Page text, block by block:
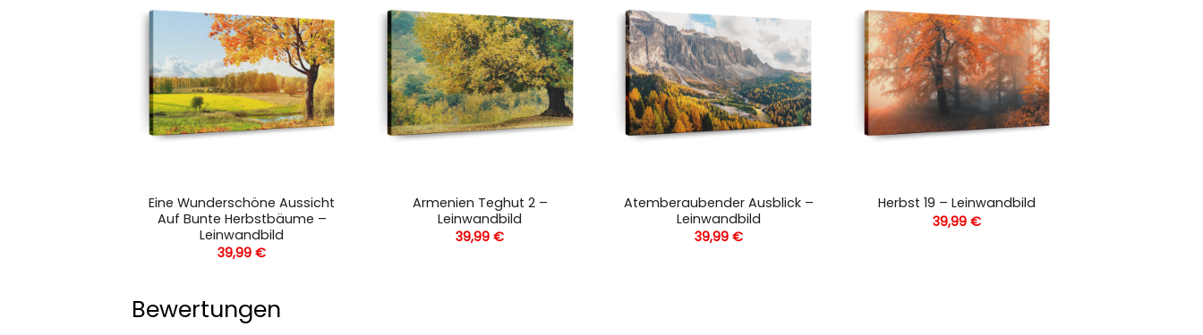
Eine Wunderschöne Aussicht
Auf Bunte Herbstbäume –
Leinwandbild
39,99€
Armenien Teghut 2 –
Leinwandbild
39,99€
Atemberaubender Ausblick –
Leinwandbild
39,99 €
Herbst 19 – Leinwandbild
39,99 €
Bewertungen